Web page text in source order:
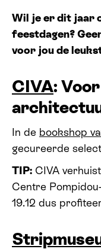
Wil je er dit jaar
feestdagen?
voor jou de
CIVA:
In de bookshop
gecureerde
TIP: CIVA
Centre
19.12 dus